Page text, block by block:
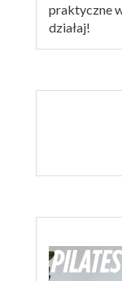
praktyczne
działaj!